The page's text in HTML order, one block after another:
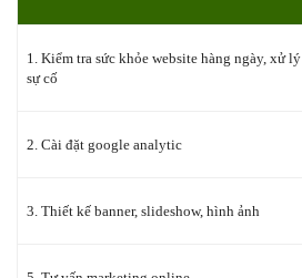
1. Kiểm tra sức khỏe website hàng ngày, xử lý
sự cố
2. Cài đặt google analytic
3. Thiết kế banner, slideshow, hình ảnh